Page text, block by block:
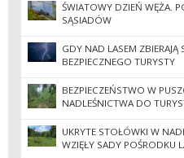
ŚWIATOWY DZIEŃ WĘŻA.
SĄSIADÓW
GDY NAD LASEM ZBIERAJĄ
BEZPIECZNEGO TURYSTY
BEZPIECZEŃSTWO W
NADLEŚNICTWA DO
UKRYTE STOŁÓWKI W
WZIĘŁY SADY POŚRODKU